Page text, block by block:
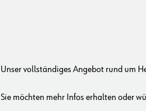
Unser vollständiges Angebot rund um
Sie möchten mehr Infos erhalten oder